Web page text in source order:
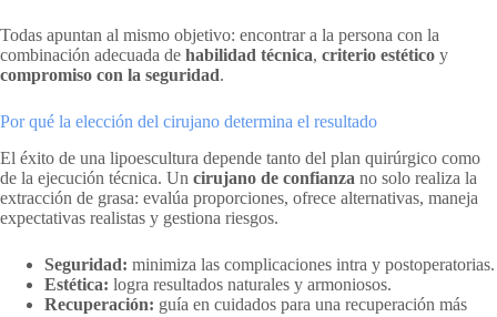
Todas apuntan al mismo objetivo: encontrar a la persona con la
combinación adecuada de habilidad técnica, criterio estético y
compromiso con la seguridad.
Por qué la elección del cirujano determina el resultado
El éxito de una lipoescultura depende tanto del plan quirúrgico como
de la ejecución técnica. Un cirujano de confianza no solo realiza la
extracción de grasa: evalúa proporciones, ofrece alternativas, maneja
expectativas realistas y gestiona riesgos.
Seguridad: minimiza las complicaciones intra y postoperatorias.
Estética: logra resultados naturales y armoniosos.
Recuperación: guía en cuidados para una recuperación más